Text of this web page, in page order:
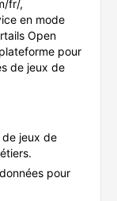
fr/,
en mode
Open
pour
de jeux de
jeux de
pour